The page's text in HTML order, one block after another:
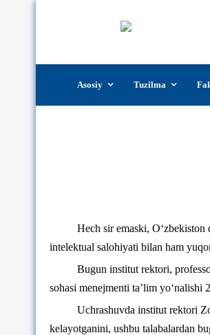
content
Asosiy Tuzilma
Hech sir emaski,
intelektual salohiyati bilan ham
Bugun institut rektori,
sohasi menejmenti ta’lim
Uchrashuvda institut rektori
kelayotganini, ushbu talabalardan